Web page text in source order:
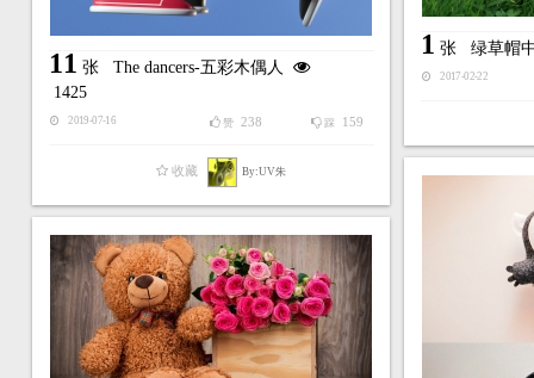
11 张 The dancers-五彩木偶人
1425
2019-07-16 踩 159
赞 238
收藏 By:UV朱
1 张 绿草帽
2017-02-22